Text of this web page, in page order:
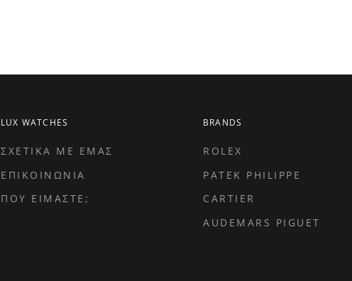
LUX WATCHES
ΣΧΕΤΙΚΑ ΜΕ ΕΜΑΣ
ΕΠΙΚΟΙΝΩΝΙΑ
ΠΟΥ ΕΙΜΑΣΤΕ;
BRANDS
ROLEX
PATEK PHILIPPE
CARTIER
AUDEMARS PIGUET